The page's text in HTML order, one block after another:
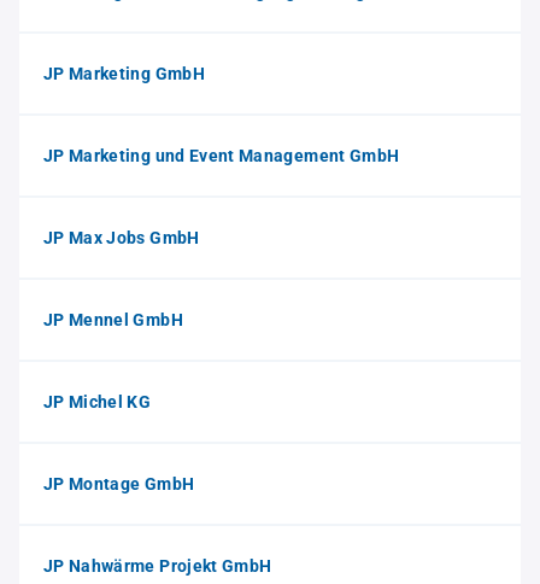
JP Marketing GmbH
JP Marketing und Event Management GmbH
JP Max Jobs GmbH
JP Mennel GmbH
JP Michel KG
JP Montage GmbH
JP Nahwärme Projekt GmbH